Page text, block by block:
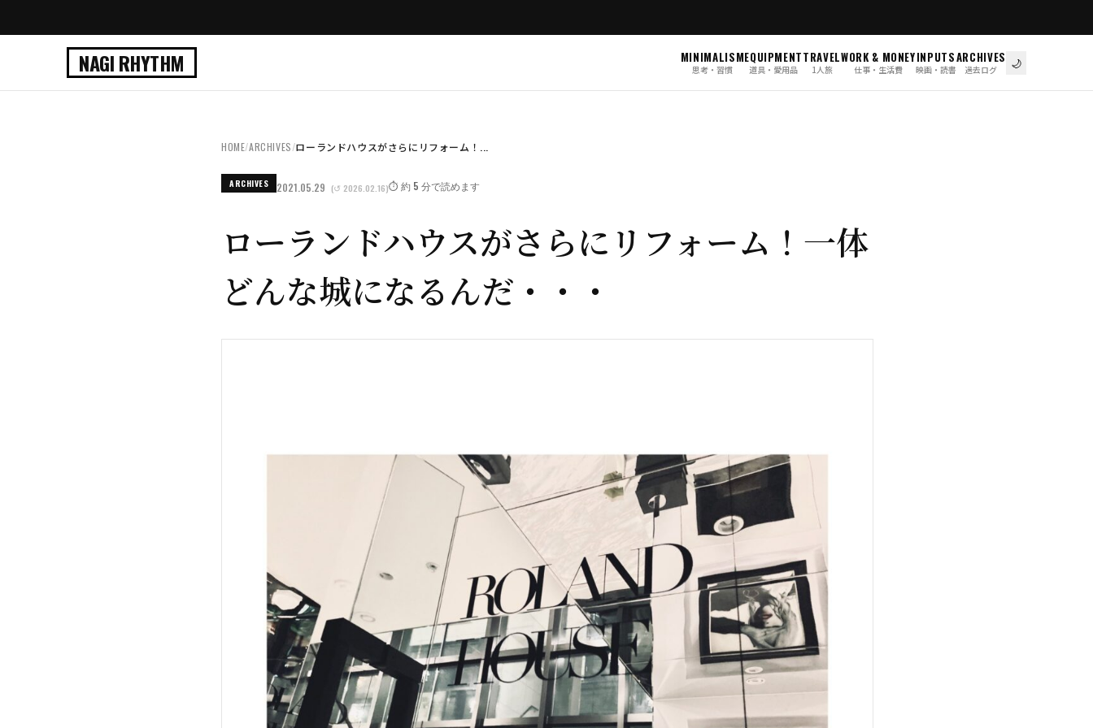
NAGI RHYTHM MINIMALISM
思考・習慣
EQUIPMENT
道具・愛用品
TRAVEL
1人旅
WORK & MONEY
仕事・生活費
INPUTS
映画・読書
ARCHIVES
過去ログ 🌙
HOME/ARCHIVES/ローランドハウスがさらにリフォーム！...
ARCHIVES 2021.05.29 (↺ 2026.02.16)⏱️ 約 5 分で読めます
ローランドハウスがさらにリフォーム！一体
どんな城になるんだ・・・